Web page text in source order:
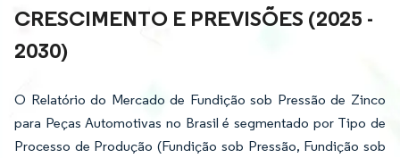
CRESCIMENTO E PREVISÕES (2025 -
2030)
O Relatório do Mercado de Fundição sob Pressão de Zinco
para Peças Automotivas no Brasil é segmentado por Tipo de
Processo de Produção (Fundição sob Pressão, Fundição sob